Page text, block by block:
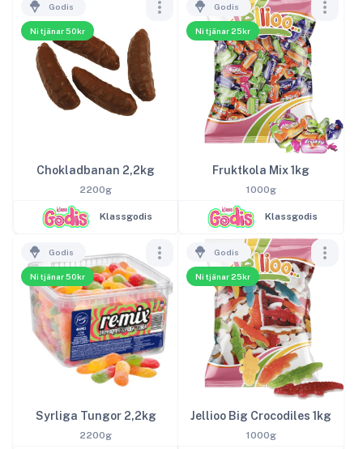
Ni tjänar 50kr
Godis
Chokladbanan 2,2kg
2200g
Klassgodis
Ni tjänar 25kr
Godis
Fruktkola Mix 1kg
1000g
Klassgodis
Ni tjänar 50kr
Godis
Syrliga Tungor 2,2kg
2200g
Ni tjänar 25kr
Godis
Jellioo Big Crocodiles 1kg
1000g